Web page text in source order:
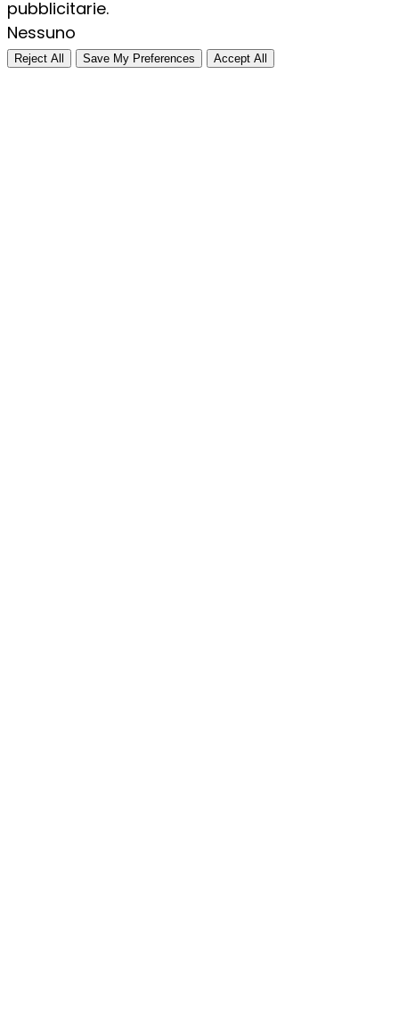
pubblicitarie.
Nessuno
Reject All Save My Preferences Accept All